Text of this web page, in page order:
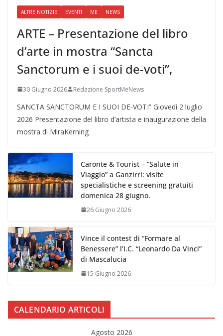
ALTRE NOTIZIE EVENTI ME NEWS
ARTE – Presentazione del libro
d’arte in mostra “Sancta
Sanctorum e i suoi de-voti”,
30 Giugno 2026 Redazione SportMeNews
SANCTA SANCTORUM E I SUOI DE-VOTI” Giovedì 2 luglio
2026 Presentazione del libro d’artista e inaugurazione della
mostra di MiraKerning
Caronte & Tourist – “Salute in
Viaggio” a Ganzirri: visite
specialistiche e screening gratuiti
domenica 28 giugno.
26 Giugno 2026
Vince il contest di “Formare al
Benessere” l’I.C. “Leonardo Da Vinci”
di Mascalucia
15 Giugno 2026
CALENDARIO ARTICOLI
Agosto 2026